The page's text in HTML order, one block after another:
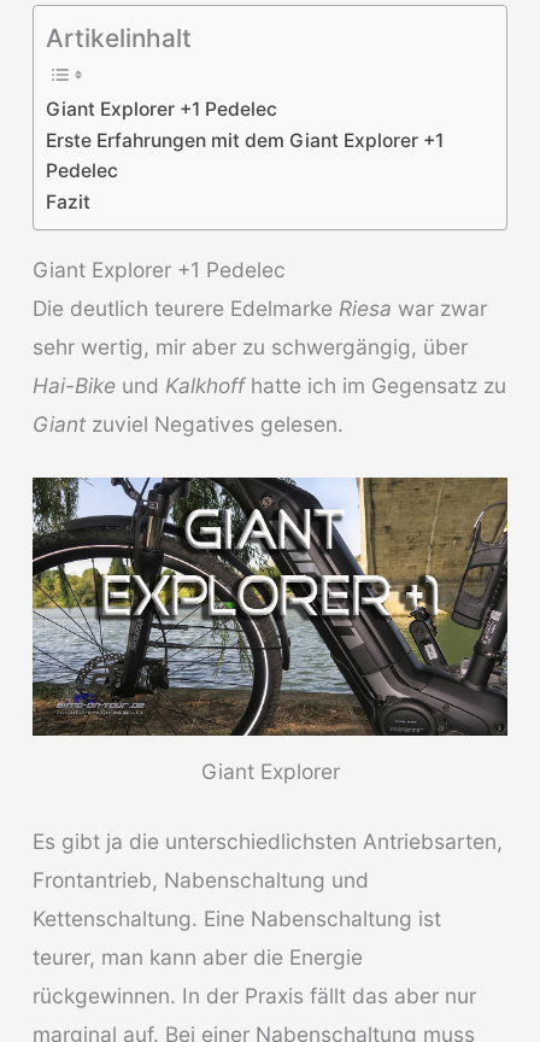
Artikelinhalt
Giant Explorer +1 Pedelec
Erste Erfahrungen mit dem Giant Explorer +1
Pedelec
Fazit
Giant Explorer +1 Pedelec
Die deutlich teurere Edelmarke Riesa war zwar
sehr wertig, mir aber zu schwergängig, über
Hai-Bikeund Kalkhoffhatte ich im Gegensatz zu
Giantzuviel Negatives gelesen.
Giant Explorer
Es gibt ja die unterschiedlichsten Antriebsarten,
Frontantrieb, Nabenschaltung und
Kettenschaltung. Eine Nabenschaltung ist
teurer, man kann aber die Energie
rückgewinnen. In der Praxis fällt das aber nur
marginal auf. Bei einer Nabenschaltung muss